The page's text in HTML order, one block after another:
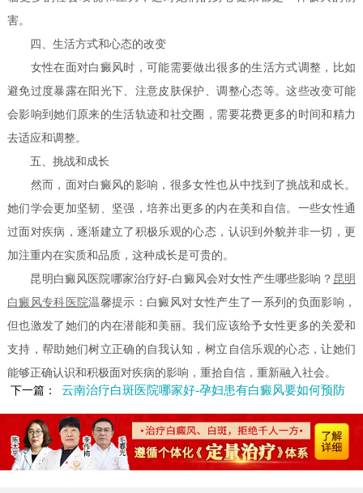
害。
四、生活方式和心态的改变
女性在面对白癜风时，可能需要做出很多的生活方式调整，比如
避免过度暴露在阳光下、注意皮肤保护、调整心态等。这些改变可能
会影响到她们原来的生活轨迹和社交圈，需要花费更多的时间和精力
去适应和调整。
五、挑战和成长
然而，面对白癜风的影响，很多女性也从中找到了挑战和成长。
她们学会更加坚韧、坚强，培养出更多的内在美和自信。一些女性通
过面对疾病，逐渐建立了积极乐观的心态，认识到外貌并非一切，更
加注重内在实质和品质，这种成长是可贵的。
昆明白癜风医院哪家治疗好-白癜风会对女性产生哪些影响？ 昆明
白癜风专科医院温馨提示：白癜风对女性产生了一系列的负面影响，
但也激发了她们的内在潜能和美丽。我们应该给予女性更多的关爱和
支持，帮助她们树立正确的自我认知，树立自信乐观的心态，让她们
能够正确认识和积极面对疾病的影响，重拾自信，重新融入社会。
下一篇：
云南治疗白斑医院哪家好-孕妇患有白癜风要如何预防